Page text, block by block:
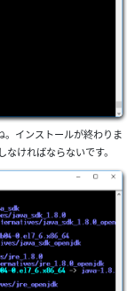
。インストールが終わりま
ければならないです。